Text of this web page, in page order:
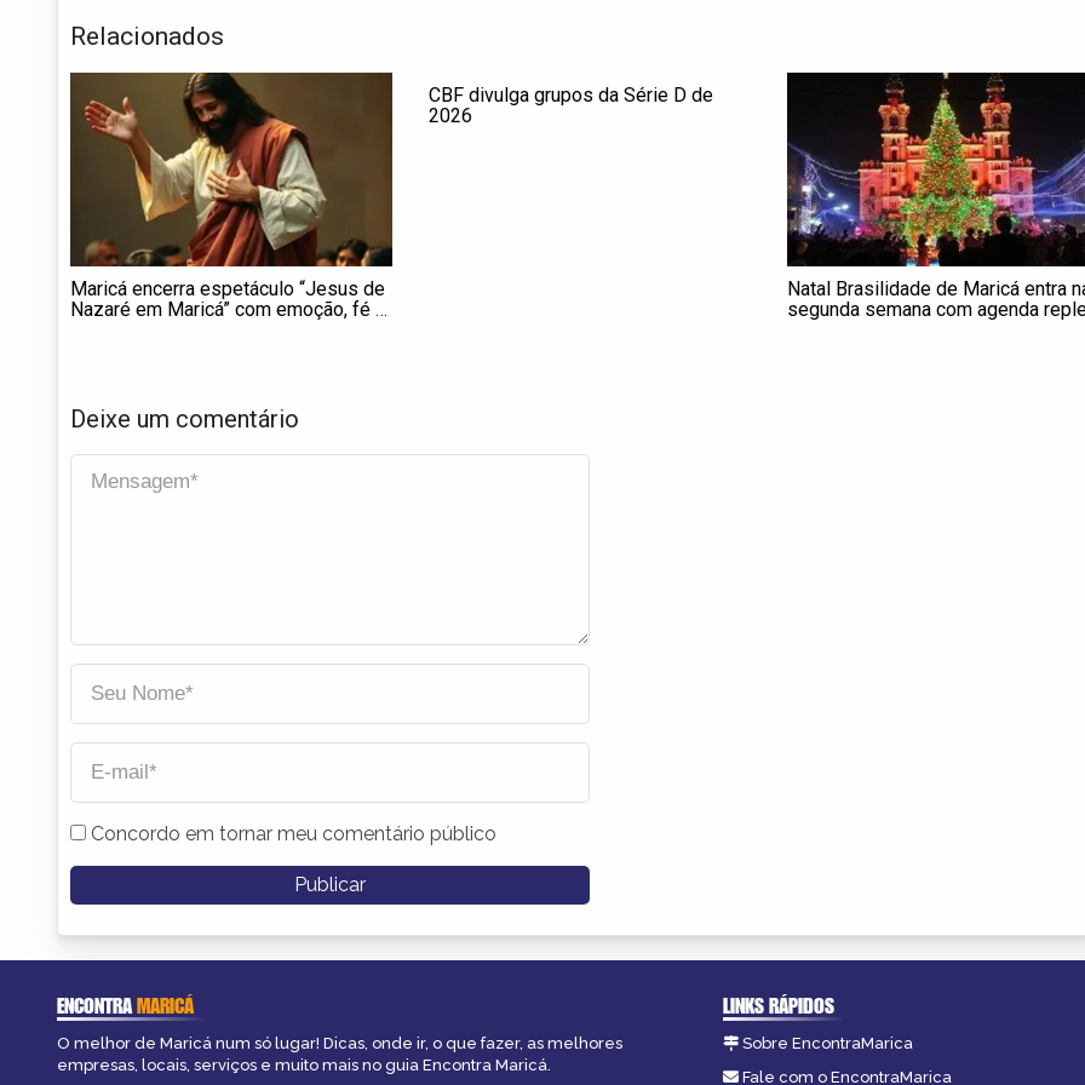
Relacionados
Maricá encerra espetáculo “Jesus de
Nazaré em Maricá” com emoção, fé e
CBF divulga grupos da Série D de
2026
Natal Brasilidade de Maricá entra
segunda semana com agenda
Deixe um comentário
Concordo em tornar meu comentário público
ENCONTRAMARICÁ
O melhor de Maricá num só lugar! Dicas, onde ir, o que fazer, as melhores
empresas, locais, serviços e muito mais no guia Encontra Maricá.
LINKS RÁPIDOS
Sobre EncontraMarica
Fale com o EncontraMarica